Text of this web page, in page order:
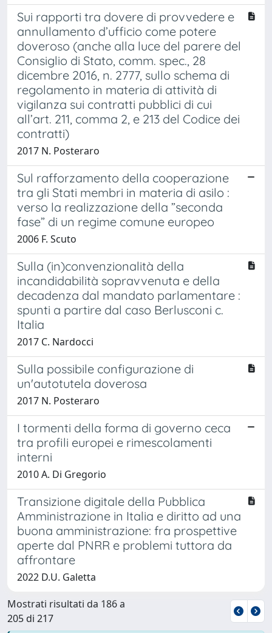
Sui rapporti tra dovere di provvedere e
annullamento d’ufficio come potere
doveroso (anche alla luce del parere del
Consiglio di Stato, comm. spec., 28
dicembre 2016, n. 2777, sullo schema di
regolamento in materia di attività di
vigilanza sui contratti pubblici di cui
all’art. 211, comma 2, e 213 del Codice dei
contratti)
2017 N. Posteraro
Sul rafforzamento della cooperazione
tra gli Stati membri in materia di asilo :
verso la realizzazione della ”seconda
fase” di un regime comune europeo
2006 F. Scuto
Sulla (in)convenzionalità della
incandidabilità sopravvenuta e della
decadenza dal mandato parlamentare :
spunti a partire dal caso Berlusconi c.
Italia
2017 C. Nardocci
Sulla possibile configurazione di
un'autotutela doverosa
2017 N. Posteraro
I tormenti della forma di governo ceca
tra profili europei e rimescolamenti
interni
2010 A. Di Gregorio
Transizione digitale della Pubblica
Amministrazione in Italia e diritto ad una
buona amministrazione: fra prospettive
aperte dal PNRR e problemi tuttora da
affrontare
2022 D.U. Galetta
Mostrati risultati da 186 a
205 di 217